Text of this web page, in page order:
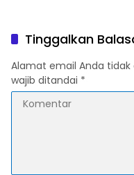
Tinggalkan
Alamat email Anda tidak
wajib ditandai *